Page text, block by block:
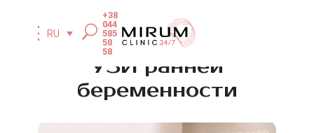
RU
+38
044
585
58
58
УЗИ ранней
беременности